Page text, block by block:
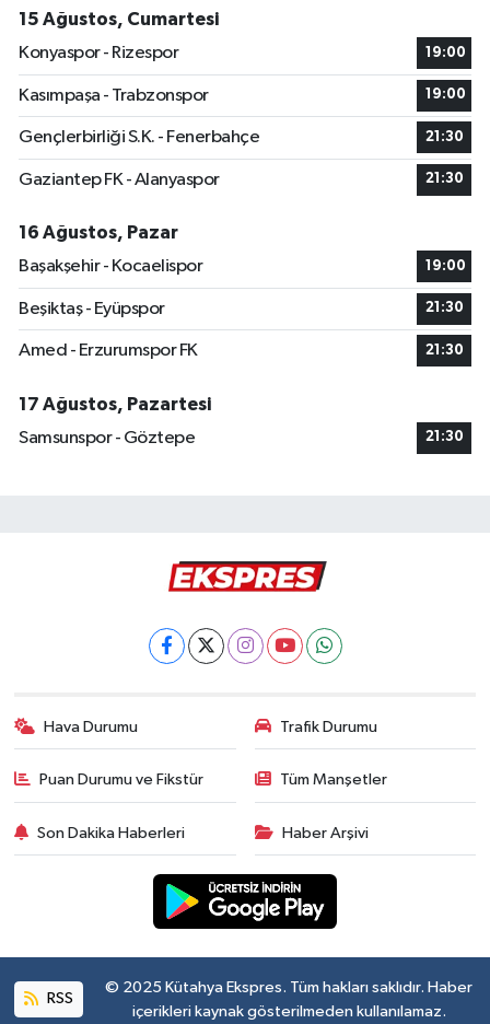
15 Ağustos, Cumartesi
Konyaspor - Rizespor
19:00
Kasımpaşa - Trabzonspor 19:00
Gençlerbirliği S.K. - Fenerbahçe 21:30
Gaziantep FK - Alanyaspor 21:30
16 Ağustos, Pazar
Başakşehir - Kocaelispor
19:00
Beşiktaş - Eyüpspor 21:30
Amed - Erzurumspor FK 21:30
17 Ağustos, Pazartesi
Samsunspor - Göztepe
21:30
Hava Durumu Trafik Durumu
Puan Durumu ve Fikstür Tüm Manşetler
Son Dakika Haberleri Haber Arşivi
RSS
© 2025 Kütahya Ekspres. Tüm hakları saklıdır. Haber
içerikleri kaynak gösterilmeden kullanılamaz.